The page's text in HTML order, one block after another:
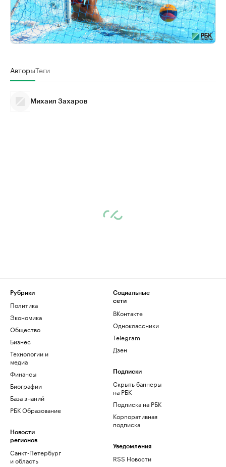
АвторыТеги
Михаил Захаров
Рубрики
Политика
Экономика
Общество
Бизнес
Технологии и
медиа
Финансы
Биографии
База знаний
РБК Образование
Новости
регионов
Санкт-Петербург
и область
Социальные
сети
ВКонтакте
Одноклассники
Telegram
Дзен
Подписки
Скрыть баннеры
на РБК
Подписка на РБК
Корпоративная
подписка
Уведомления
RSS Новости